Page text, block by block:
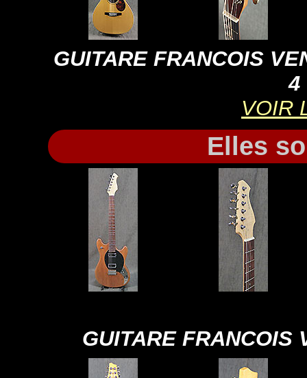
GUITARE FRANCOIS
4
VOIR
Elles
GUITARE FRANCOIS